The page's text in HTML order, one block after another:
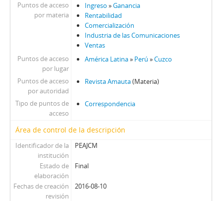
Puntos de acceso
por materia
Ingreso »Ganancia
Rentabilidad
Comercialización
Industria de las Comunicaciones
Ventas
Puntos de acceso
por lugar
América Latina» Perú »Cuzco
Puntos de acceso
por autoridad
Revista Amauta(Materia)
Tipo de puntos de
acceso
Correspondencia
Área de control de la descripción
Identificador de la
institución
PEAJCM
Estado de
elaboración
Final
Fechas de creación
revisión
2016-08-10